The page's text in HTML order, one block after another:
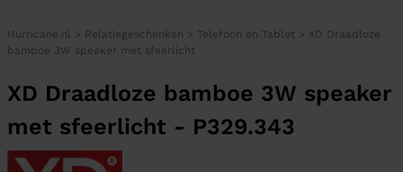
Hurricane.nl > Relatiegeschenken > Telefoon en Tablet > XD Draadloze
bamboe 3W speaker met sfeerlicht
XD Draadloze bamboe 3W speaker
met sfeerlicht - P329.343